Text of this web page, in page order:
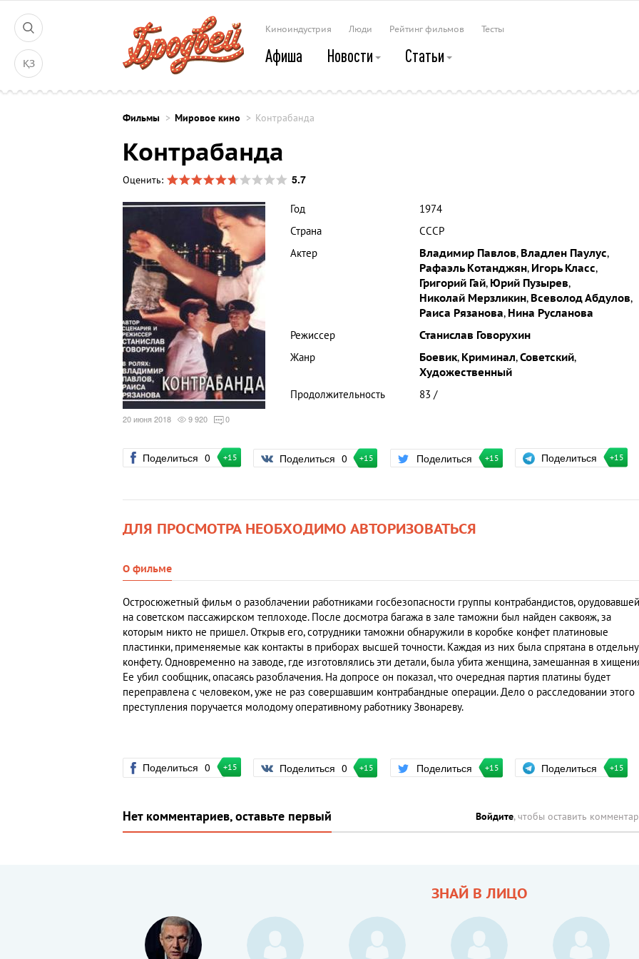
ҚЗ
Киноиндустрия Люди Рейтинг фильмов Тесты
Афиша Новости Статьи
Фильмы Мировое кино Контрабанда
Контрабанда
Оценить: 5.7
20 июня 2018 9 920 0
Год
1974
Страна
СССР
Актер
Владимир Павлов, Владлен Паулус,
Рафаэль Котанджян, Игорь Класс,
Григорий Гай, Юрий Пузырев,
Николай Мерзликин, Всеволод Абдулов,
Раиса Рязанова, Нина Русланова
Режиссер
Станислав Говорухин
Жанр
Боевик, Криминал,Советский,
Художественный
Продолжительность
83 /
Поделиться 0 +15 Поделиться 0 +15 Поделиться +15 Поделиться +15
ДЛЯ ПРОСМОТРА НЕОБХОДИМО АВТОРИЗОВАТЬСЯ
О фильме
Остросюжетный фильм о разоблачении работниками госбезопасности группы контрабандистов, орудовавшей
на советском пассажирском теплоходе. После досмотра багажа в зале таможни был найден саквояж, за
которым никто не пришел. Открыв его, сотрудники таможни обнаружили в коробке конфет платиновые
пластинки, применяемые как контакты в приборах высшей точности. Каждая из них была спрятана в
конфету. Одновременно на заводе, где изготовлялись эти детали, была убита женщина, замешанная в
Ее убил сообщник, опасаясь разоблачения. На допросе он показал, что очередная партия платины будет
переправлена с человеком, уже не раз совершавшим контрабандные операции. Дело о расследовании этого
преступления поручается молодому оперативному работнику Звонареву.
Поделиться 0 +15 Поделиться 0 +15 Поделиться +15 Поделиться +15
Нет комментариев, оставьте первый Войдите, чтобы оставить
ЗНАЙ В ЛИЦО